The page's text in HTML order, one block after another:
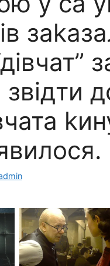
звідти